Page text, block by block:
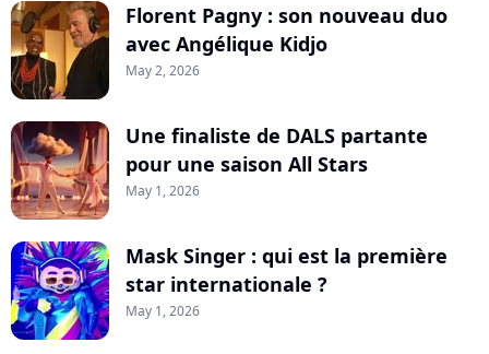
Florent Pagny : son nouveau duo
avec Angélique Kidjo
May 2, 2026
Une finaliste de DALS partante
pour une saison All Stars
May 1, 2026
Mask Singer : qui est la première
star internationale ?
May 1, 2026